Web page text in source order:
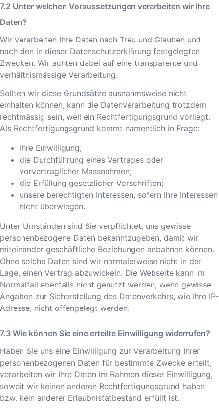
Unter welchen Voraussetzungen verarbeiten wir Ihre
Daten?
Wir verarbeiten Ihre Daten nach Treu und Glauben und
nach den in dieser Datenschutzerklärung festgelegten
Zwecken. Wir achten dabei auf eine transparente und
verhältnismässige Verarbeitung.
Sollten wir diese Grundsätze ausnahmsweise nicht
einhalten können, kann die Datenverarbeitung trotzdem
rechtmässig sein, weil ein Rechtfertigungsgrund vorliegt.
Als Rechtfertigungsgrund kommt namentlich in Frage:
Ihre Einwilligung;
die Durchführung eines Vertrages oder
vorvertraglicher Massnahmen;
die Erfüllung gesetzlicher Vorschriften;
unsere berechtigten Interessen, sofern Ihre Interessen
nicht überwiegen.
Unter Umständen sind Sie verpflichtet, uns gewisse
personenbezogene Daten bekanntzugeben, damit wir
miteinander geschäftliche Beziehungen anbahnen können.
Ohne solche Daten sind wir normalerweise nicht in der
Lage, einen Vertrag abzuwickeln. Die Webseite kann im
Normalfall ebenfalls nicht genutzt werden, wenn gewisse
Angaben zur Sicherstellung des Datenverkehrs, wie Ihre IP-
Adresse, nicht offengelegt werden.
Wie können Sie eine erteilte Einwilligung widerrufen?
Haben Sie uns eine Einwilligung zur Verarbeitung Ihrer
personenbezogenen Daten für bestimmte Zwecke erteilt,
verarbeiten wir Ihre Daten im Rahmen dieser Einwilligung,
soweit wir keinen anderen Rechtfertigungsgrund haben
bzw. kein anderer Erlaubnistatbestand erfüllt ist.